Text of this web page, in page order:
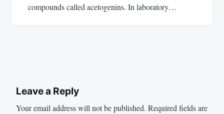
compounds called acetogenins. In laboratory…
Leave a Reply
Your email address will not be published. Required fields are